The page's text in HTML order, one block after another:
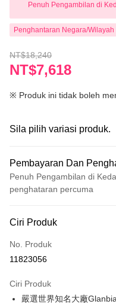
Penuh Pengambilan di
Penghantaran Negara/Wilayah
NT$18,240
NT$7,618
※ Produk ini tidak boleh
Sila pilih variasi produk.
Pembayaran Dan
Penuh Pengambilan di
penghataran percuma
Kad Kredit (Bayaran Penuh)
Pengambilan di Kedai
Apple Pay
Ciri Produk
No. Produk
11823056
Ciri Produk
嚴選世界知名大廠